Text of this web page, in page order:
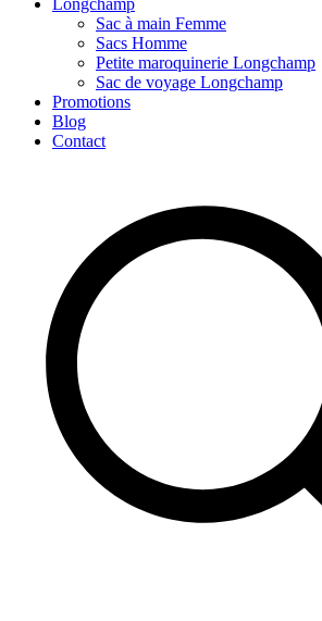
Longchamp
Sac à main Femme
Sacs Homme
Petite maroquinerie Longchamp
Sac de voyage Longchamp
Promotions
Blog
Contact